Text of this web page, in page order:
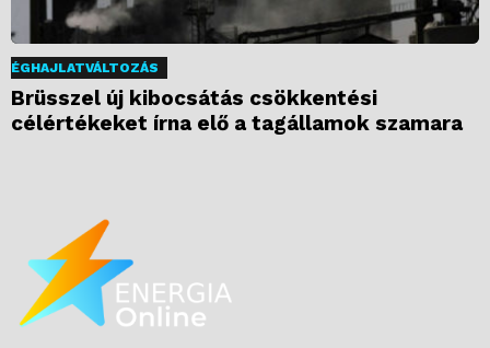
ÉGHAJLATVÁLTOZÁS
Brüsszel új kibocsátás csökkentési
célértékeket írna elő a tagállamok szamara